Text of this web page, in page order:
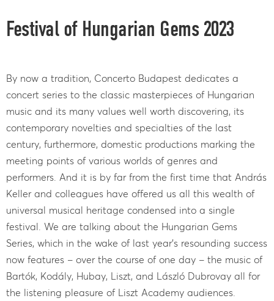
Festival of Hungarian Gems 2023
By now a tradition, Concerto Budapest dedicates a
concert series to the classic masterpieces of Hungarian
music and its many values well worth discovering, its
contemporary novelties and specialties of the last
century, furthermore, domestic productions marking the
meeting points of various worlds of genres and
performers. And it is by far from the first time that András
Keller and colleagues have offered us all this wealth of
universal musical heritage condensed into a single
festival. We are talking about the Hungarian Gems
Series, which in the wake of last year’s resounding success
now features – over the course of one day – the music of
Bartók, Kodály, Hubay, Liszt, and László Dubrovay all for
the listening pleasure of Liszt Academy audiences.